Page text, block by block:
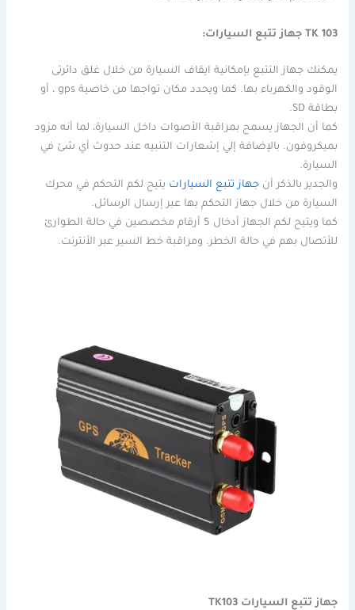
TK 103 جهاز تتبع السيارات:
يمكنك جهاز التتبع بإمكانية ايقاف السيارة من خلال غلق دائرتى
الوقود والكهرباء بها. كما ويحدد مكان تواجها من خاصية gps ، أو
بطاقة SD.
كما أن الجهاز يسمح بمراقبة الأصوات داخل السيارة، لما أنه مزود
بميكروفون. بالإضافة إلي إشعارات التنبيه عند حدوث أي شئ في
السيارة.
والجدير بالذكر أنجهاز تتبع السيارات يتيح لكم التحكم في محرك
السيارة من خلال جهاز التحكم بها عبر إرسال الرسائل.
كما ويتيح لكم الجهاز أدخال 5 أرقام مخصصين في حالة الطوارئ
للأتصال بهم في حالة الخطر. ومراقبة خط السير عبر الأنترنت.
جهاز تتبع السيارات TK103